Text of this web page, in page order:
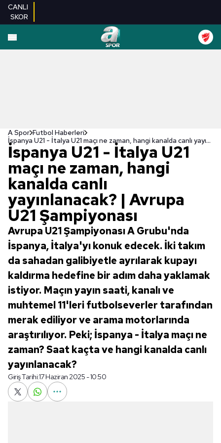
CANLI
SKOR
A Spor Futbol Haberleri
İspanya U21 - İtalya U21 maçı ne zaman, hangi kanalda canlı yayınlanacak? | Avrupa U21 Şampiyonası
İspanya U21 - İtalya U21
maçı ne zaman, hangi
kanalda canlı
yayınlanacak? | Avrupa
U21 Şampiyonası
Avrupa U21 Şampiyonası A Grubu'nda
İspanya, İtalya'yı konuk edecek. İki takım
da sahadan galibiyetle ayrılarak kupayı
kaldırma hedefine bir adım daha yaklamak
istiyor. Maçın yayın saati, kanalı ve
muhtemel 11'leri futbolseverler tarafından
merak ediliyor ve arama motorlarında
araştırılıyor. Peki; İspanya - İtalya maçı ne
zaman? Saat kaçta ve hangi kanalda canlı
yayınlanacak?
Giriş Tarihi:17 Haziran 2025 - 10:50